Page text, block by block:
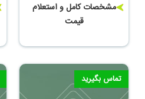
مشخصات کامل و استعلام
قیمت
تماس بگیرید